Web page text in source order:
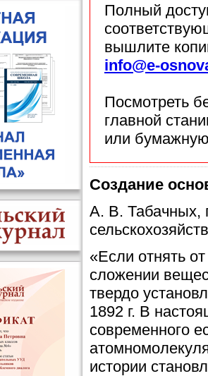
Полный
вышлите
info@e-
Посмотреть
главной
или
Создание
А. В. Табачных,
«Если отнять
сложении
твердо
1892 г. В
современного
истории